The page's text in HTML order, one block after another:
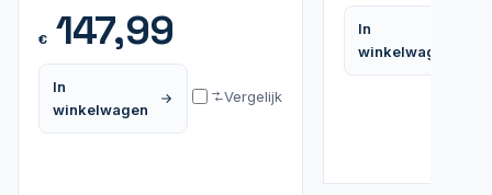
€147,99
In
winkelwagen
Vergelijk
In
winkelwagen